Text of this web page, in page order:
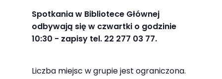
Spotkania w Bibliotece Głównej
odbywają się w czwartki o godzinie
10:30 - zapisy tel. 22 277 03 77.
Liczba miejsc w grupie jest ograniczona.
Jeśli odrzucisz
te pliki cookie,
niektóre funkcje
internetowej.